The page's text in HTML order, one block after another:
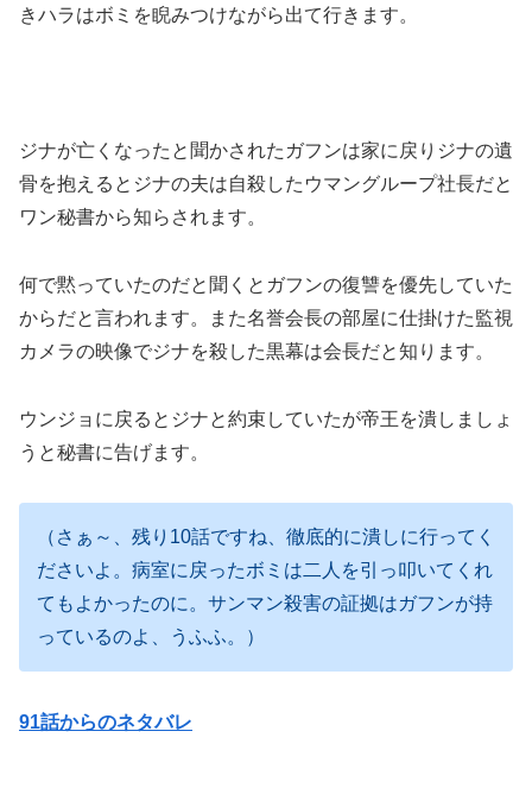
きハラはボミを睨みつけながら出て行きます。
ジナが亡くなったと聞かされたガフンは家に戻りジナの遺
骨を抱えるとジナの夫は自殺したウマングループ社長だと
ワン秘書から知らされます。
何で黙っていたのだと聞くとガフンの復讐を優先していた
からだと言われます。また名誉会長の部屋に仕掛けた監視
カメラの映像でジナを殺した黒幕は会長だと知ります。
ウンジョに戻るとジナと約束していたが帝王を潰しましょ
うと秘書に告げます。
（さぁ～、残り10話ですね、徹底的に潰しに行ってく
ださいよ。病室に戻ったボミは二人を引っ叩いてくれ
てもよかったのに。サンマン殺害の証拠はガフンが持
っているのよ、うふふ。）
91話からのネタバレ